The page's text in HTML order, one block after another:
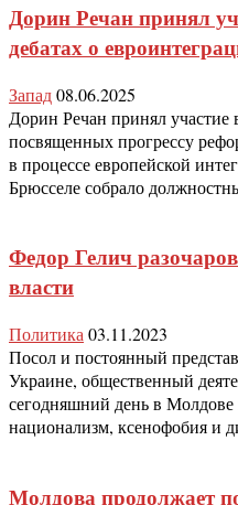
Дорин Речан принял
дебатах о
Запад08.06.2025
Дорин Речан принял участие
посвященных прогрессу
в процессе европейской
Брюсселе собрало
Федор Гелич
власти
Политика 03.11.2023
Посол и постоянный
Украине, общественный
сегодняшний день в
национализм, ксенофобия и
Молдова продолжает